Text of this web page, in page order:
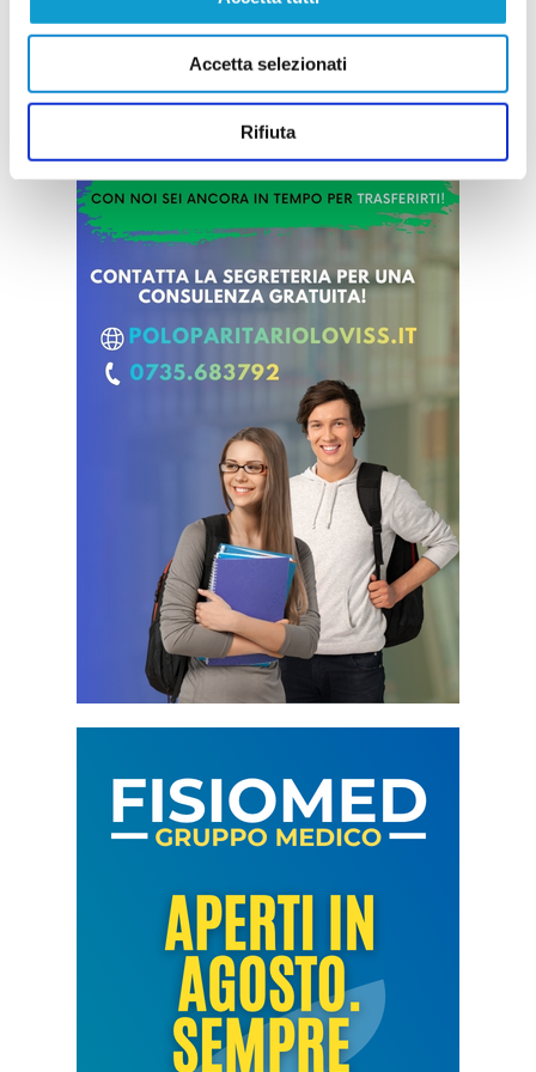
Accetta selezionati
Rifiuta